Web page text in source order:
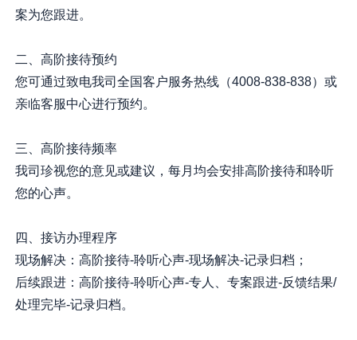
案为您跟进。
二、高阶接待预约
您可通过致电我司全国客户服务热线（4008-838-838）或
亲临客服中心进行预约。
三、高阶接待频率
我司珍视您的意见或建议，每月均会安排高阶接待和聆听
您的心声。
四、接访办理程序
现场解决：高阶接待-聆听心声-现场解决-记录归档；
后续跟进：高阶接待-聆听心声-专人、专案跟进-反馈结果/
处理完毕-记录归档。